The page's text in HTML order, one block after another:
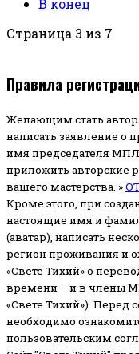
В конец
Страница 3 из 7
Правила
Желающим стать
написать заявление о
имя председателя
приложить авторские
вашего мастерства. »
Кроме этого, при
настоящие имя и
(аватар), написать
регион проживания и
«Свете Тихий» о
времени – и в члены
«Свете Тихий»). Перед
необходимо
пользовательским